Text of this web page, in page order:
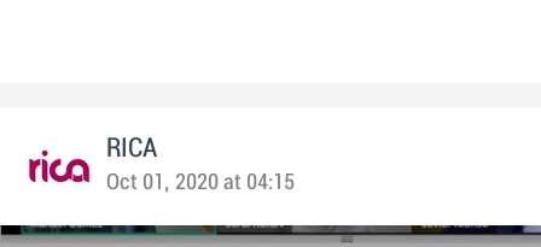
RICA
Oct 01, 2020 at 04:15